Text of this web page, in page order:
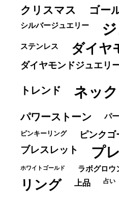
クリスマス ゴー
シルバージュエリー
ステンレス ダイヤ
ダイヤモンドジュエリ
トレンド ネッ
パワーストーン パ
ピンキーリング ピンクゴ
ブレスレット プ
ホワイトゴールド ラボグロウ
リング 上品 占い